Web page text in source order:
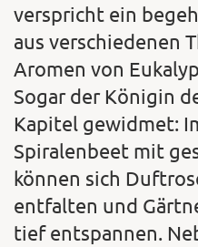
verspricht ein
aus verschiedenen
Aromen von
Sogar der Königin
Kapitel gewidmet:
Spiralenbeet mit
können sich
entfalten und
tief entspannen.